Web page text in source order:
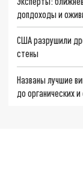
допдоходы и
США разрушили
стены
Названы лучшие
до органических